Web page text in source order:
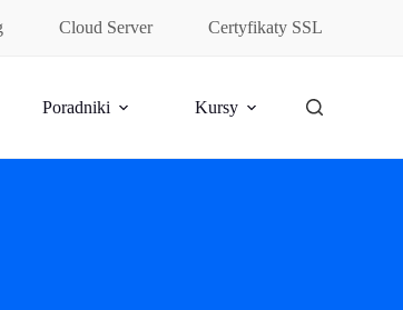
Cloud Server Certyfikaty SSL
Poradniki Kursy